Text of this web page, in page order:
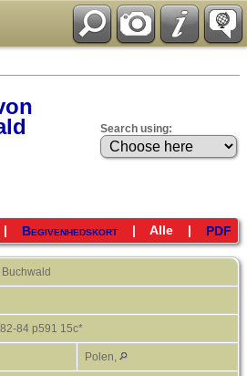
Search using:
Begivenhedskort| Alle| PDF
Buchwald
84 p591 15c*
Polen,